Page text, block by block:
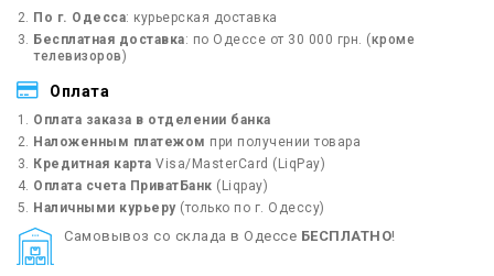
По г. Одесса: курьерская доставка
Бесплатная доставка: по Одессе от 30 000 грн. (кроме
телевизоров)
Оплата
Оплата заказа в отделении банка
Наложенным платежом при получении товара
Кредитная карта Visa/MasterCard (LiqPay)
Оплата счета ПриватБанк (Liqpay)
Наличными курьеру(только по г. Одессу)
Cамовывоз со склада в Одессе БЕСПЛАТНО!